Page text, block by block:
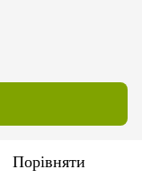
Порівняти